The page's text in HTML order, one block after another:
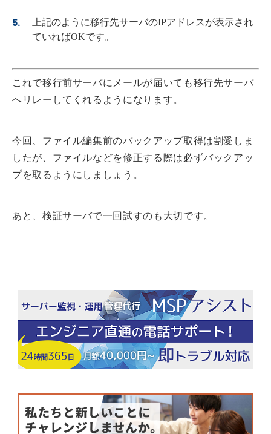
上記のように移行先サーバのIPアドレスが表示され
ていればOKです。
これで移行前サーバにメールが届いても移行先サーバ
へリレーしてくれるようになります。
今回、ファイル編集前のバックアップ取得は割愛しま
したが、ファイルなどを修正する際は必ずバックアッ
プを取るようにしましょう。
あと、検証サーバで一回試すのも大切です。